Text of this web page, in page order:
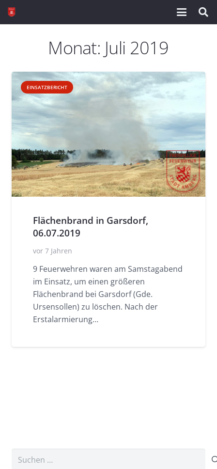
Monat: Juli 2019
EINSATZBERICHT
Flächenbrand in Garsdorf,
06.07.2019
vor 7 Jahren
9 Feuerwehren waren am Samstagabend
im Einsatz, um einen größeren
Flächenbrand bei Garsdorf (Gde.
Ursensollen) zu löschen. Nach der
Erstalarmierung…
Suchen